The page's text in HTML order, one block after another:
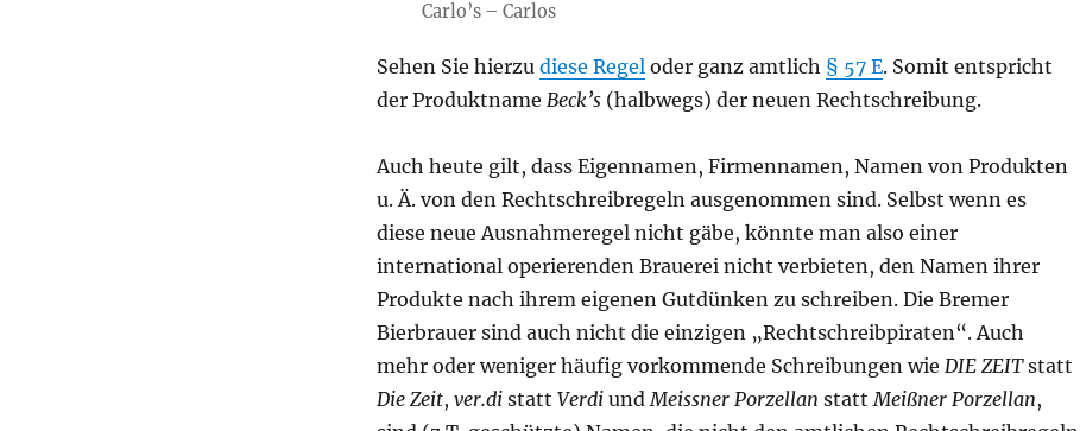
Carlo’s – Carlos
Sehen Sie hierzu diese Regeloder ganz amtlich § 57 E. Somit entspricht
der Produktname Beck’s(halbwegs) der neuen Rechtschreibung.
Auch heute gilt, dass Eigennamen, Firmennamen, Namen von Produkten
u. Ä. von den Rechtschreibregeln ausgenommen sind. Selbst wenn es
diese neue Ausnahmeregel nicht gäbe, könnte man also einer
international operierenden Brauerei nicht verbieten, den Namen ihrer
Produkte nach ihrem eigenen Gutdünken zu schreiben. Die Bremer
Bierbrauer sind auch nicht die einzigen „Rechtschreibpiraten“. Auch
mehr oder weniger häufig vorkommende Schreibungen wie DIE ZEITstatt
Die Zeit, ver.distatt VerdiundMeissner Porzellan stattMeißner Porzellan,